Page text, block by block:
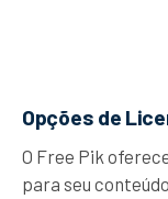
Opções de
O Free Pik
para seu